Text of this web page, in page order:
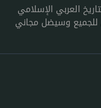
العربي الإسلامي
للجميع وسيضل مجاني